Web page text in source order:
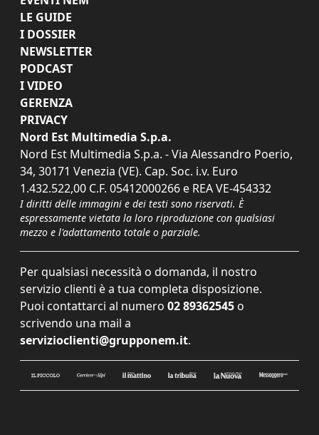
LE GUIDE
I DOSSIER
NEWSLETTER
PODCAST
I VIDEO
GERENZA
PRIVACY
Nord Est Multimedia S.p.a.
Nord Est Multimedia S.p.a. - Via Alessandro Poerio,
34, 30171 Venezia (VE). Cap. Soc. i.v. Euro
1.432.522,00 C.F. 05412000266 e REA VE-454332
I diritti delle immagini e dei testi sono riservati. È
espressamente vietata la loro riproduzione con qualsiasi
mezzo e l'adattamento totale o parziale.
Per qualsiasi necessità o domanda, il nostro
servizio clienti è a tua completa disposizione.
Puoi contattarci al numero 02 89362545 o
scrivendo una mail a
servizioclienti@grupponem.it.